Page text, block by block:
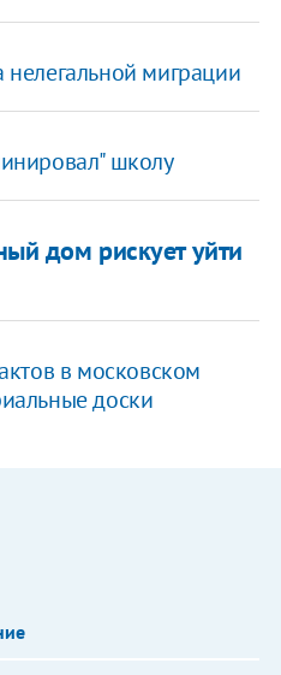
миграции
школу
дом рискует уйти
в московском
доски